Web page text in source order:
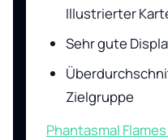
Illustrierter
Sehr gute
Zielgruppe
Phantasmal